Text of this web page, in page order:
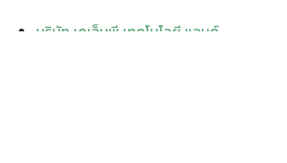
บริษัท เคเอ็นพี เทคโนโลยี แอนด์